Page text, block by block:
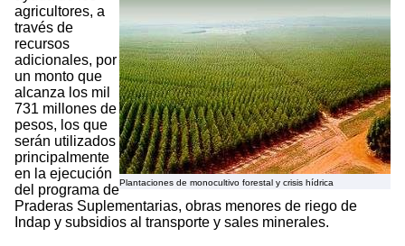
Plantaciones de monocultivo forestal y crisis hídrica
agricultores, a
través de
recursos
adicionales, por
un monto que
alcanza los mil
731 millones de
pesos, los que
serán utilizados
principalmente
en la ejecución
del programa de
Praderas Suplementarias, obras menores de riego de
Indap y subsidios al transporte y sales minerales.